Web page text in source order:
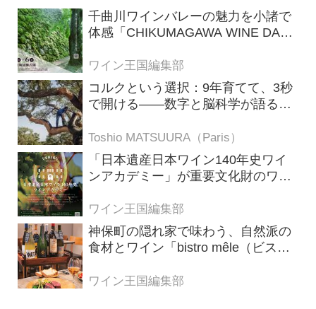
千曲川ワインバレーの魅力を小諸で
体感「CHIKUMAGAWA WINE DAYS
ワイン王国編集部
コルクという選択：9年育てて、3秒
で開ける——数字と脳科学が語る栓
Toshio MATSUURA（Paris）
「日本遺産日本ワイン140年史ワイ
ンアカデミー」が重要文化財のワイ
（2026年6月28日応募締め切り）
ワイン王国編集部
神保町の隠れ家で味わう、自然派の
食材とワイン「bistro mêle（ビスト
ワイン王国編集部